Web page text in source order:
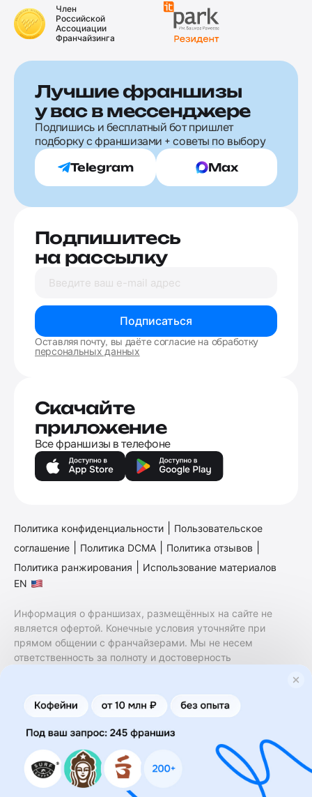
Член
Российской
Ассоциации
Франчайзинга
Лучшие франшизы
у вас в мессенджере
Подпишись и бесплатный бот пришлет
подборку с франшизами + советы по выбору
Telegram Max
Подпишитесь
на рассылку
Подписаться
Оставляя почту, вы даёте согласие на обработку
персональных данных
Скачайте
приложение
Все франшизы в телефоне
Политика конфиденциальности
Пользовательское
соглашение
Политика DCMA Политика отзывов
Политика ранжирования
Использование материалов
EN
Информация о франшизах, размещённых на сайте не
является офертой. Конечные условия уточняйте при
прямом общении с франчайзерами. Мы не несем
ответственность за полноту и достоверность
финансовые услуги. Заключение договоров
коммерческой концессии (франчайзинга) осуществляется
правообладателями/их представителями. Бизнесменс.ру
не является посредником или представителем
правообладателя и не несет ответственность за условия
предоставления франшизы и действия лиц,
осуществленные на основании информации, имеющейся